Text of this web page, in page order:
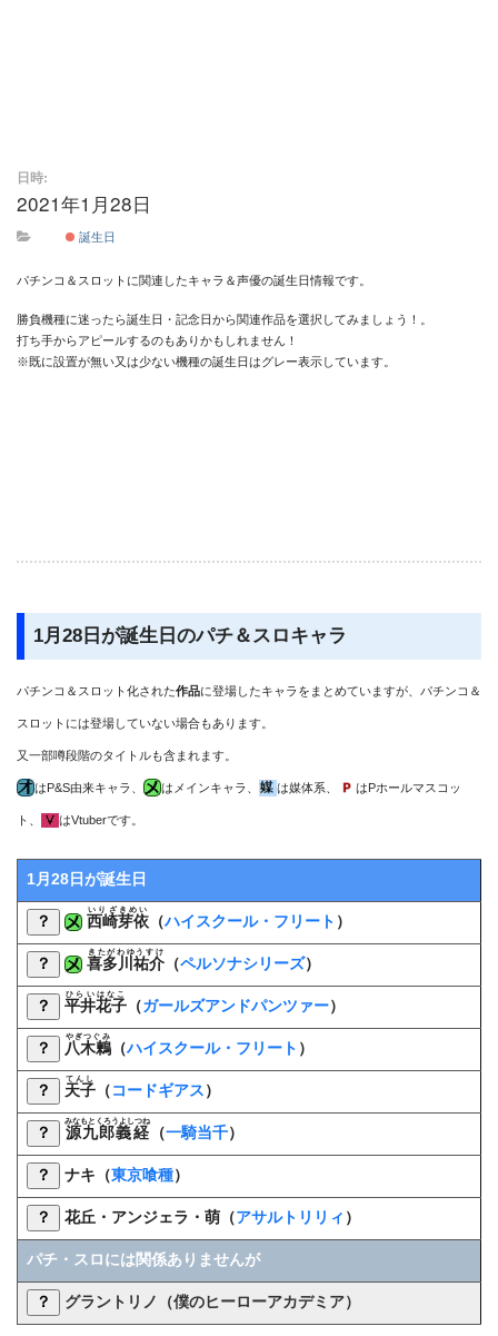
日時:
2021年1月28日
誕生日
パチンコ＆スロットに関連したキャラ＆声優の誕生日情報です。
勝負機種に迷ったら誕生日・記念日から関連作品を選択してみましょう！。
打ち手からアピールするのもありかもしれません！
※既に設置が無い又は少ない機種の誕生日はグレー表示しています。
1月28日が誕生日のパチ＆スロキャラ
パチンコ＆スロット化された作品に登場したキャラをまとめていますが、パチンコ＆
スロットには登場していない場合もあります。
又一部噂段階のタイトルも含まれます。
はP&S由来キャラ、 はメインキャラ、 は媒体系、 はPホールマスコッ
ト、 はVtuberです。
1月28日が誕生日
？ 西崎芽依
いりざきめい
（ハイスクール・フリート ）
？ 喜多川祐介
きたがわゆうすけ
（ペルソナシリーズ）
？ 平井花子
ひらいはなこ
（ガールズアンドパンツァー）
？ 八木鶫
やぎつぐみ
（ハイスクール・フリート ）
？ 天子
てんし
（ コードギアス ）
？ 源九郎義経
みなもとくろうよしつね
（一騎当千）
？ ナキ（東京喰種）
？ 花丘・アンジェラ・萌（アサルトリリィ ）
パチ・スロには関係ありませんが
？ グラントリノ（僕のヒーローアカデミア）